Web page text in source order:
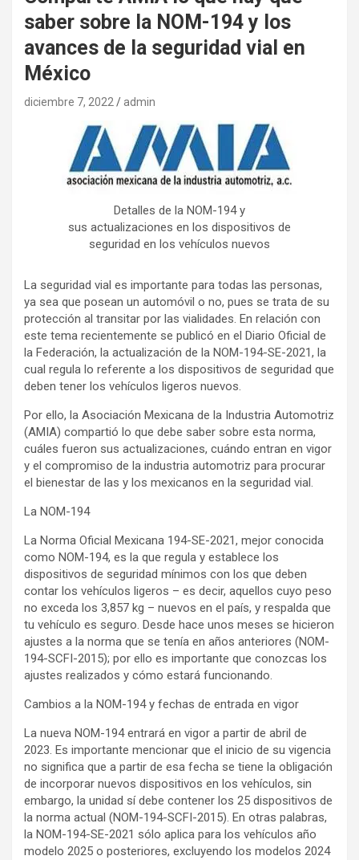
saber sobre la NOM-194 y los
avances de la seguridad vial en
México
diciembre 7, 2022 admin
Detalles de la NOM-194 y
sus actualizaciones en los dispositivos de
seguridad en los vehículos nuevos
La seguridad vial es importante para todas las personas,
ya sea que posean un automóvil o no, pues se trata de su
protección al transitar por las vialidades. En relación con
este tema recientemente se publicó en el Diario Oficial de
la Federación, la actualización de la NOM-194-SE-2021, la
cual regula lo referente a los dispositivos de seguridad que
deben tener los vehículos ligeros nuevos.
Por ello, la Asociación Mexicana de la Industria Automotriz
(AMIA) compartió lo que debe saber sobre esta norma,
cuáles fueron sus actualizaciones, cuándo entran en vigor
y el compromiso de la industria automotriz para procurar
el bienestar de las y los mexicanos en la seguridad vial.
La NOM-194
La Norma Oficial Mexicana 194-SE-2021, mejor conocida
como NOM-194, es la que regula y establece los
dispositivos de seguridad mínimos con los que deben
contar los vehículos ligeros – es decir, aquellos cuyo peso
no exceda los 3,857 kg – nuevos en el país, y respalda que
tu vehículo es seguro. Desde hace unos meses se hicieron
ajustes a la norma que se tenía en años anteriores (NOM-
194-SCFI-2015); por ello es importante que conozcas los
ajustes realizados y cómo estará funcionando.
Cambios a la NOM-194 y fechas de entrada en vigor
La nueva NOM-194 entrará en vigor a partir de abril de
2023. Es importante mencionar que el inicio de su vigencia
no significa que a partir de esa fecha se tiene la obligación
de incorporar nuevos dispositivos en los vehículos, sin
embargo, la unidad sí debe contener los 25 dispositivos de
la norma actual (NOM-194-SCFI-2015). En otras palabras,
la NOM-194-SE-2021 sólo aplica para los vehículos año
modelo 2025 o posteriores, excluyendo los modelos 2024